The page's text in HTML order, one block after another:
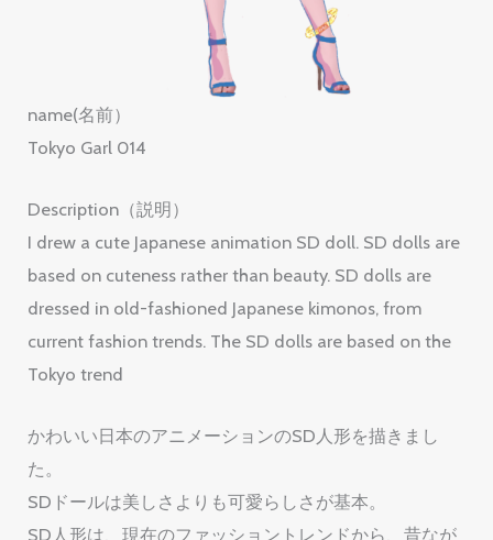
name(名前）
Tokyo Garl 014
Description（説明）
I drew a cute Japanese animation SD doll. SD dolls are
based on cuteness rather than beauty. SD dolls are
dressed in old-fashioned Japanese kimonos, from
current fashion trends. The SD dolls are based on the
Tokyo trend
かわいい日本のアニメーションのSD人形を描きまし
た。
SDドールは美しさよりも可愛らしさが基本。
SD人形は、現在のファッショントレンドから、昔なが